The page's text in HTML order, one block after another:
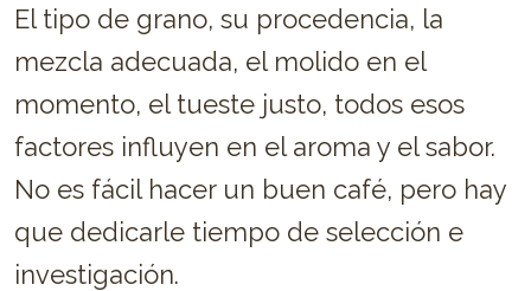
El tipo de grano, su procedencia, la
mezcla adecuada, el molido en el
momento, el tueste justo, todos esos
factores influyen en el aroma y el sabor.
No es fácil hacer un buen café, pero hay
que dedicarle tiempo de selección e
investigación.